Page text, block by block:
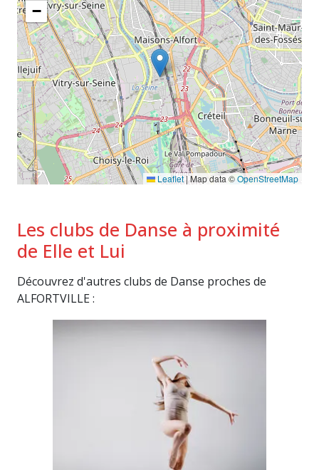
−
Leaflet|Map data ©OpenStreetMap
Les clubs de Danse à proximité
de Elle et Lui
Découvrez d'autres clubs de Danse proches de
ALFORTVILLE :